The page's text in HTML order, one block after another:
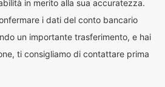
in merito alla sua accuratezza.
i dati del conto bancario
un importante trasferimento, e hai
ti consigliamo di contattare prima